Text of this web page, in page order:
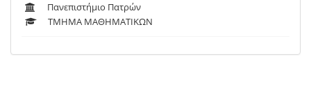
Πανεπιστήμιο Πατρών
ΤΜΗΜΑ ΜΑΘΗΜΑΤΙΚΩΝ